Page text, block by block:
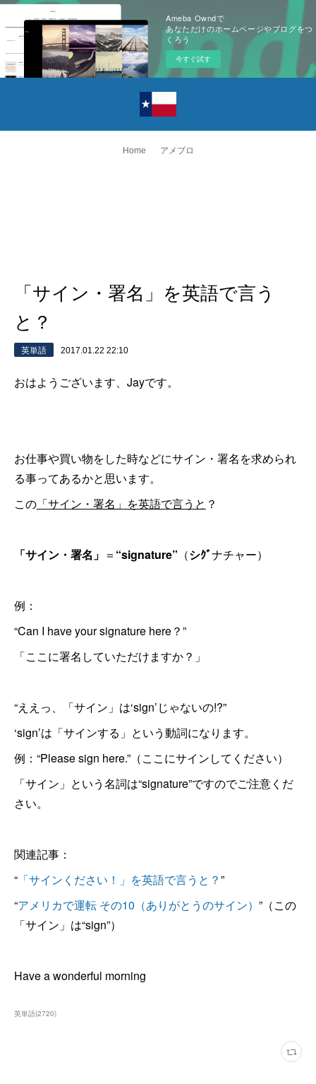
Ameba Owndで
あなただけのホームページやブログをつ
くろう
今すぐ試す
Home アメブロ
「サイン・署名」を英語で言う
と？
英単語 2017.01.22 22:10
おはようございます、Jayです。
お仕事や買い物をした時などにサイン・署名を求められ
る事ってあるかと思います。
この 「サイン・署名」を英語で言うと ？
「サイン・署名」 ＝ “signature” （シｸﾞナチャー）
例：
“Can I have your signature here？”
「ここに署名していただけますか？」
“ええっ、「サイン」は‘sign’じゃないの!?”
‘sign’は「サインする」という動詞になります。
例：“Please sign here.”（ここにサインしてください）
「サイン」という名詞は“signature”ですのでご注意くだ
さい。
関連記事：
“ 「サインください！」を英語で言うと？”
“アメリカで運転 その10（ありがとうのサイン） ”（この
「サイン」は“sign”）
Have a wonderful morning
英単語(2720)